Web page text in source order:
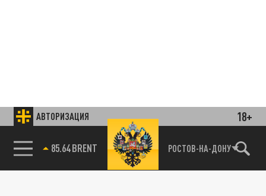
АВТОРИЗАЦИЯ 18+
85.64 BRENT РОСТОВ-НА-ДОНУ